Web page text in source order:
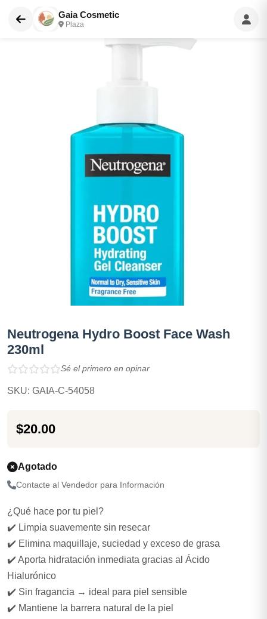
Gaia Cosmetic
Plaza
Neutrogena Hydro Boost Face Wash
230ml
Sé el primero en opinar
SKU: GAIA-C-54058
$20.00
Agotado
Contacte al Vendedor para Información
¿Qué hace por tu piel?
✔️ Limpia suavemente sin resecar
✔️ Elimina maquillaje, suciedad y exceso de grasa
✔️ Aporta hidratación inmediata gracias al Ácido
Hialurónico
✔️ Sin fragancia → ideal para piel sensible
✔️ Mantiene la barrera natural de la piel